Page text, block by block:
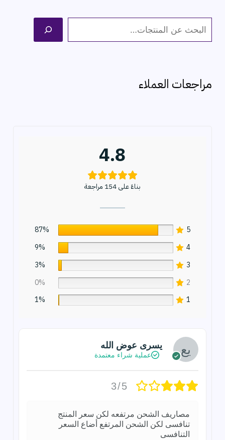
ل
ث
مراجعات العملاء
4.8
بناءً على 154 مراجعة
5
87%
4
9%
3
3%
2
0%
1
1%
يسرى عوض الله
عملية شراء معتمدة
3/5
مصاريف الشحن مرتفعه لكن سعر المنتج
تنافسى لكن الشحن المرتفع أضاع السعر
التنافسى